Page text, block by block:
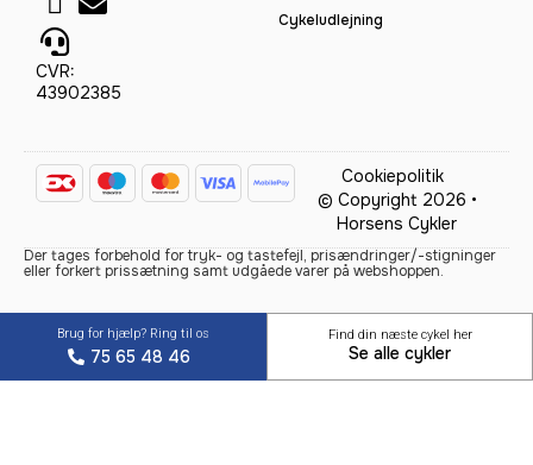
CVR:
43902385
Cykeludlejning
Cookiepolitik
© Copyright 2026 •
Horsens Cykler
Der tages forbehold for tryk- og tastefejl, prisændringer/-stigninger
eller forkert prissætning samt udgåede varer på webshoppen.
Brug for hjælp? Ring til os
75 65 48 46
Find din næste cykel her
Se alle cykler